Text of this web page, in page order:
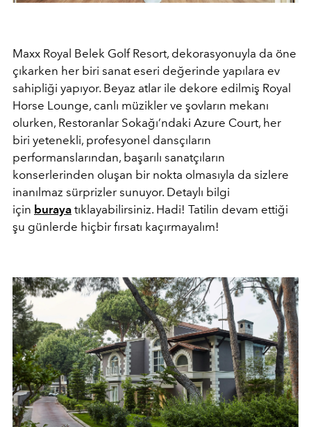
Maxx Royal Belek Golf Resort, dekorasyonuyla da öne
çıkarken her biri sanat eseri değerinde yapılara ev
sahipliği yapıyor. Beyaz atlar ile dekore edilmiş Royal
Horse Lounge, canlı müzikler ve şovların mekanı
olurken, Restoranlar Sokağı’ndaki Azure Court, her
biri yetenekli, profesyonel dansçıların
performanslarından, başarılı sanatçıların
konserlerinden oluşan bir nokta olmasıyla da sizlere
inanılmaz sürprizler sunuyor. Detaylı bilgi
için buraya tıklayabilirsiniz. Hadi! Tatilin devam ettiği
şu günlerde hiçbir fırsatı kaçırmayalım!